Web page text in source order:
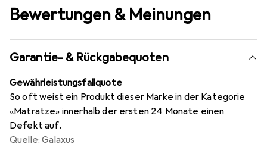
Bewertungen & Meinungen
Garantie- & Rückgabequoten
Gewährleistungsfallquote
So oft weist ein Produkt dieser Marke in der Kategorie
«Matratze» innerhalb der ersten 24 Monate einen
Defekt auf.
Quelle: Galaxus